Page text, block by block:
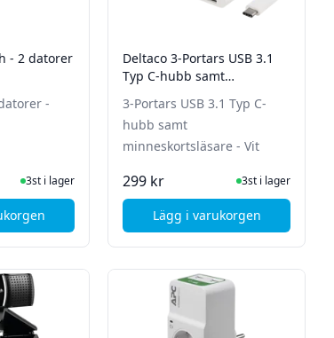
2MP, built-in mic, 2 m cable
- 2 datorer
-
I Lager3st i lager
KVM switch - 2 datorer - HDMI / USB
Deltaco 3-Portars USB 3.1
Typ C-hubb samt
3-Portars USB 3.1 Typ C-
hubb samt
minneskortsläsare - Vit
299 kr I Lager3st i lager
Lägg i varukorgen, Deltaco 3-Portars